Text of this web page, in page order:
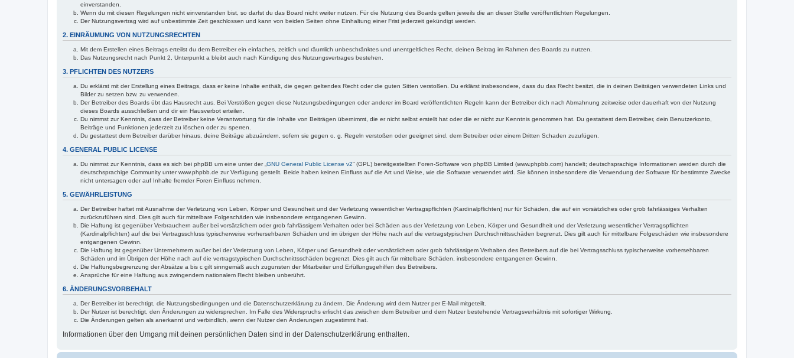
einverstanden.
Wenn du mit diesen Regelungen nicht einverstanden bist, so darfst du das Board nicht weiter nutzen. Für die Nutzung des Boards gelten jeweils die an dieser Stelle veröffentlichten Regelungen.
Der Nutzungsvertrag wird auf unbestimmte Zeit geschlossen und kann von beiden Seiten ohne Einhaltung einer Frist jederzeit gekündigt werden.
2. EINRÄUMUNG VON NUTZUNGSRECHTEN
Mit dem Erstellen eines Beitrags erteilst du dem Betreiber ein einfaches, zeitlich und räumlich unbeschränktes und unentgeltliches Recht, deinen Beitrag im Rahmen des Boards zu nutzen.
Das Nutzungsrecht nach Punkt 2, Unterpunkt a bleibt auch nach Kündigung des Nutzungsvertrages bestehen.
3. PFLICHTEN DES NUTZERS
Du erklärst mit der Erstellung eines Beitrags, dass er keine Inhalte enthält, die gegen geltendes Recht oder die guten Sitten verstoßen. Du erklärst insbesondere, dass du das Recht besitzt, die in deinen Beiträgen verwendeten Links und
Bilder zu setzen bzw. zu verwenden.
Der Betreiber des Boards übt das Hausrecht aus. Bei Verstößen gegen diese Nutzungsbedingungen oder anderer im Board veröffentlichten Regeln kann der Betreiber dich nach Abmahnung zeitweise oder dauerhaft von der Nutzung
dieses Boards ausschließen und dir ein Hausverbot erteilen.
Du nimmst zur Kenntnis, dass der Betreiber keine Verantwortung für die Inhalte von Beiträgen übernimmt, die er nicht selbst erstellt hat oder die er nicht zur Kenntnis genommen hat. Du gestattest dem Betreiber, dein Benutzerkonto,
Beiträge und Funktionen jederzeit zu löschen oder zu sperren.
Du gestattest dem Betreiber darüber hinaus, deine Beiträge abzuändern, sofern sie gegen o. g. Regeln verstoßen oder geeignet sind, dem Betreiber oder einem Dritten Schaden zuzufügen.
4. GENERAL PUBLIC LICENSE
Du nimmst zur Kenntnis, dass es sich bei phpBB um eine unter der „ GNU General Public License v2“ (GPL) bereitgestellten Foren-Software von phpBB Limited (www.phpbb.com) handelt; deutschsprachige Informationen werden durch die
deutschsprachige Community unter www.phpbb.de zur Verfügung gestellt. Beide haben keinen Einfluss auf die Art und Weise, wie die Software verwendet wird. Sie können insbesondere die Verwendung der Software für bestimmte Zwecke
nicht untersagen oder auf Inhalte fremder Foren Einfluss nehmen.
5. GEWÄHRLEISTUNG
Der Betreiber haftet mit Ausnahme der Verletzung von Leben, Körper und Gesundheit und der Verletzung wesentlicher Vertragspflichten (Kardinalpflichten) nur für Schäden, die auf ein vorsätzliches oder grob fahrlässiges Verhalten
zurückzuführen sind. Dies gilt auch für mittelbare Folgeschäden wie insbesondere entgangenen Gewinn.
Die Haftung ist gegenüber Verbrauchern außer bei vorsätzlichem oder grob fahrlässigem Verhalten oder bei Schäden aus der Verletzung von Leben, Körper und Gesundheit und der Verletzung wesentlicher Vertragspflichten
(Kardinalpflichten) auf die bei Vertragsschluss typischerweise vorhersehbaren Schäden und im übrigen der Höhe nach auf die vertragstypischen Durchschnittsschäden begrenzt. Dies gilt auch für mittelbare Folgeschäden wie insbesondere
entgangenen Gewinn.
Die Haftung ist gegenüber Unternehmern außer bei der Verletzung von Leben, Körper und Gesundheit oder vorsätzlichem oder grob fahrlässigem Verhalten des Betreibers auf die bei Vertragsschluss typischerweise vorhersehbaren
Schäden und im Übrigen der Höhe nach auf die vertragstypischen Durchschnittsschäden begrenzt. Dies gilt auch für mittelbare Schäden, insbesondere entgangenen Gewinn.
Die Haftungsbegrenzung der Absätze a bis c gilt sinngemäß auch zugunsten der Mitarbeiter und Erfüllungsgehilfen des Betreibers.
Ansprüche für eine Haftung aus zwingendem nationalem Recht bleiben unberührt.
6. ÄNDERUNGSVORBEHALT
Der Betreiber ist berechtigt, die Nutzungsbedingungen und die Datenschutzerklärung zu ändern. Die Änderung wird dem Nutzer per E-Mail mitgeteilt.
Der Nutzer ist berechtigt, den Änderungen zu widersprechen. Im Falle des Widerspruchs erlischt das zwischen dem Betreiber und dem Nutzer bestehende Vertragsverhältnis mit sofortiger Wirkung.
Die Änderungen gelten als anerkannt und verbindlich, wenn der Nutzer den Änderungen zugestimmt hat.
Informationen über den Umgang mit deinen persönlichen Daten sind in der Datenschutzerklärung enthalten.